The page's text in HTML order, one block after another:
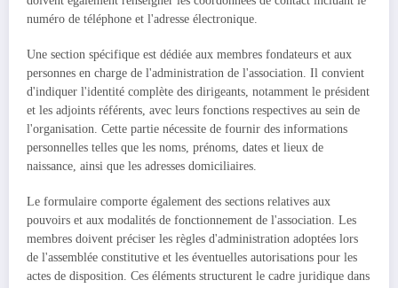
numéro de téléphone et l'adresse électronique.
Une section spécifique est dédiée aux membres fondateurs et aux
personnes en charge de l'administration de l'association. Il convient
d'indiquer l'identité complète des dirigeants, notamment le président
et les adjoints référents, avec leurs fonctions respectives au sein de
l'organisation. Cette partie nécessite de fournir des informations
personnelles telles que les noms, prénoms, dates et lieux de
naissance, ainsi que les adresses domiciliaires.
Le formulaire comporte également des sections relatives aux
pouvoirs et aux modalités de fonctionnement de l'association. Les
membres doivent préciser les règles d'administration adoptées lors
de l'assemblée constitutive et les éventuelles autorisations pour les
actes de disposition. Ces éléments structurent le cadre juridique dans